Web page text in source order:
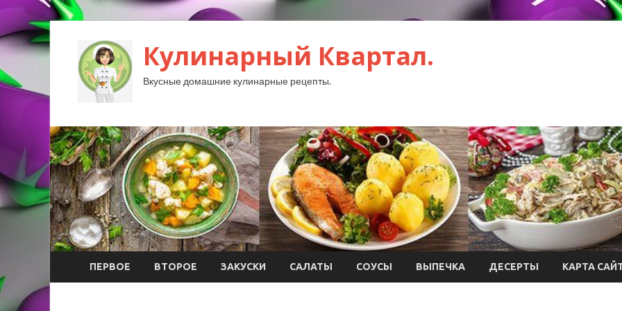
Кулинарный Квартал.
Вкусные домашние кулинарные рецепты.
ПЕРВОЕ ВТОРОЕ ЗАКУСКИ САЛАТЫ СОУСЫ ВЫПЕЧКА ДЕСЕРТЫ КАРТА